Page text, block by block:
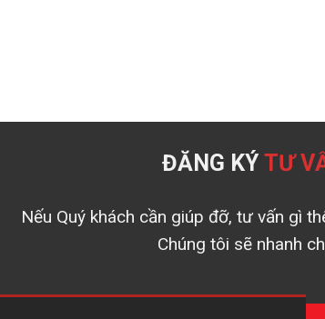
ĐĂNG KÝ TƯ
Nếu Quý khách cần giúp đỡ, tư vấn gì
Chúng tôi sẽ nhanh